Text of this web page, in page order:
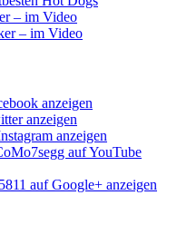
– im Video
– im Video
anzeigen
anzeigen
anzeigen
auf YouTube
auf Google+ anzeigen